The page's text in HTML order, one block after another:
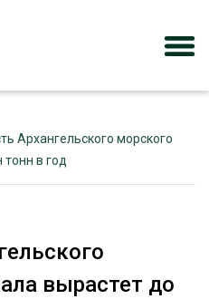
Архангельского морского
в год
вырастет до